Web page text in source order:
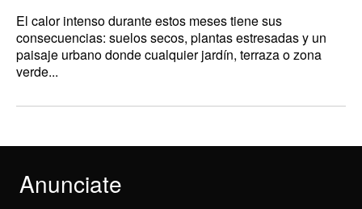
El calor intenso durante estos meses tiene sus
consecuencias: suelos secos, plantas estresadas y un
paisaje urbano donde cualquier jardín, terraza o zona
verde...
Anunciate